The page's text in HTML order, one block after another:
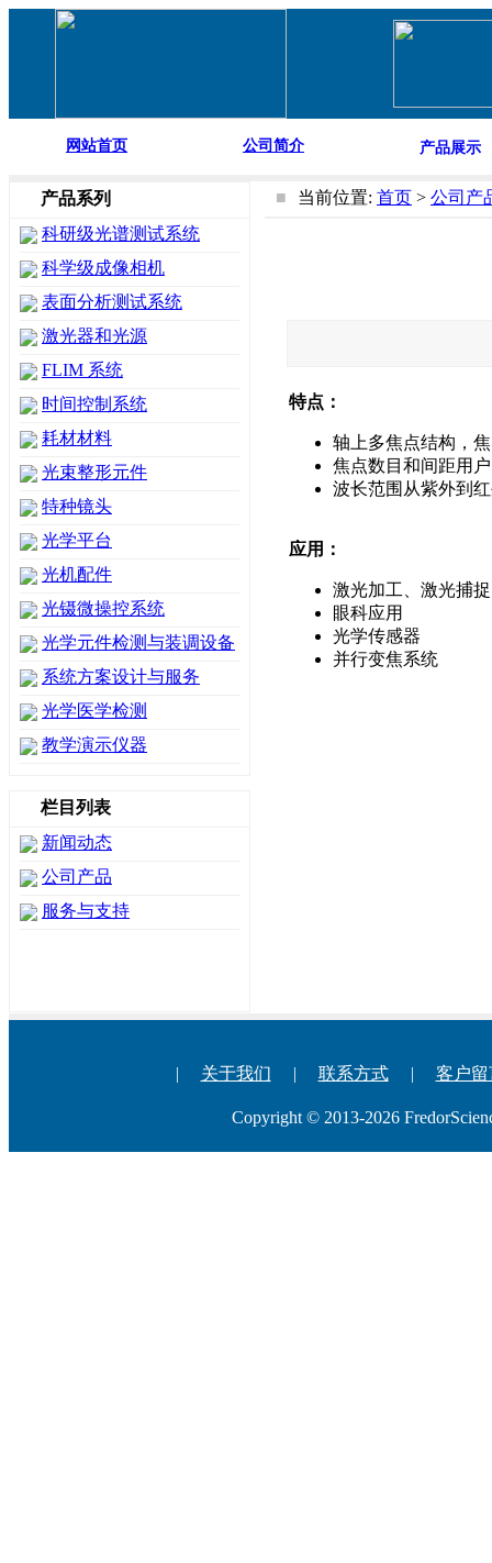
网站首页 公司简介 产品展示
产品系列
科研级光谱测试系统
科学级成像相机
表面分析测试系统
激光器和光源
FLIM 系统
时间控制系统
耗材材料
光束整形元件
特种镜头
光学平台
光机配件
光镊微操控系统
光学元件检测与装调设备
系统方案设计与服务
光学医学检测
教学演示仪器
栏目列表
新闻动态
公司产品
服务与支持
■ 当前位置: 首页 > 公司产
特点：
轴上多焦点结构，
焦点数目和间距用
波长范围从紫外到
应用：
激光加工、激光捕
眼科应用
光学传感器
并行变焦系统
| 关于我们 | 联系方式 | 客户留
Copyright © 2013-2026